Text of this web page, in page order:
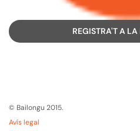
REGISTRA'T A LA
© Bailongu 2015.
Avís legal